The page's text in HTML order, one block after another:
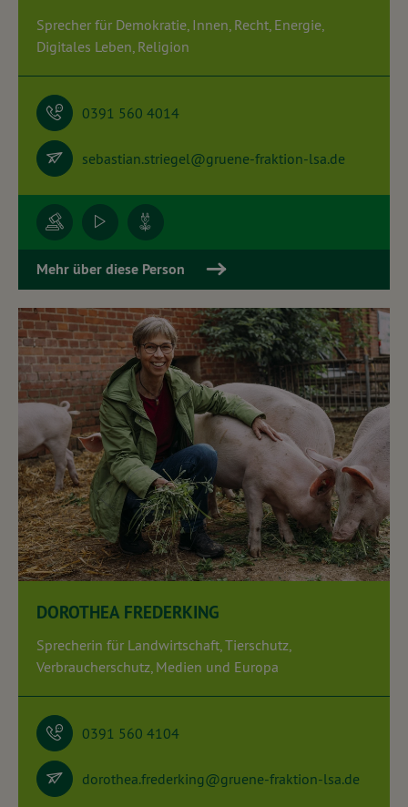
Sprecher für Demokratie, Innen, Recht, Energie,
Digitales Leben, Religion
0391 560 4014
sebastian.striegel@gruene-fraktion-lsa.de
Mehr über diese Person
DOROTHEA FREDERKING
Sprecherin für Landwirtschaft, Tierschutz,
Verbraucherschutz, Medien und Europa
0391 560 4104
dorothea.frederking@gruene-fraktion-lsa.de